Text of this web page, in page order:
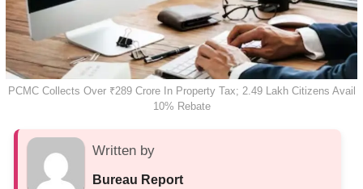
PCMC Collects Over ₹289 Crore In Property Tax; 2.49 Lakh Citizens Avail
10% Rebate
Written by
Bureau Report